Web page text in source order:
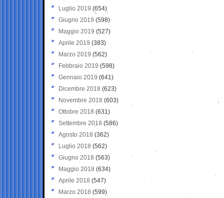
Luglio 2019 (654)
Giugno 2019 (598)
Maggio 2019 (527)
Aprile 2019 (383)
Marzo 2019 (562)
Febbraio 2019 (598)
Gennaio 2019 (641)
Dicembre 2018 (623)
Novembre 2018 (603)
Ottobre 2018 (631)
Settembre 2018 (586)
Agosto 2018 (362)
Luglio 2018 (562)
Giugno 2018 (563)
Maggio 2018 (634)
Aprile 2018 (547)
Marzo 2018 (599)